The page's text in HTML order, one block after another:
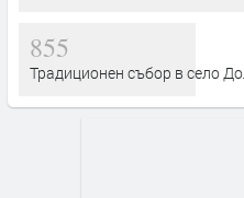
855
Традиционен събор в село